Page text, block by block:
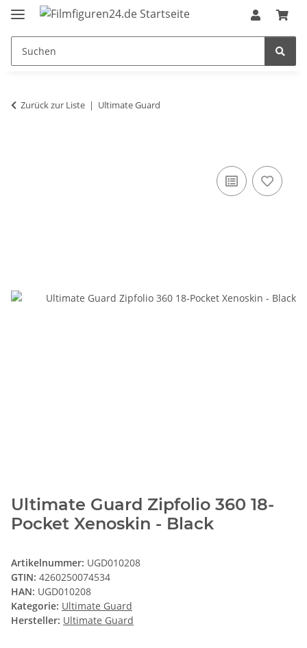
Zurück zur Liste Ultimate Guard
Ultimate Guard Zipfolio 360 18-
Pocket Xenoskin - Black
Artikelnummer: UGD010208
GTIN: 4260250074534
HAN: UGD010208
Kategorie: Ultimate Guard
Hersteller: Ultimate Guard